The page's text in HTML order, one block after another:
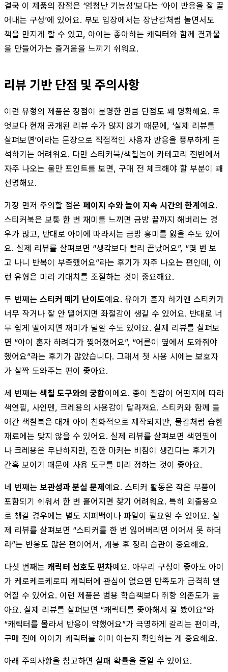
결국 이 제품의 장점은 ‘엄청난 기능성’보다는 ‘아이 반응을 잘 끌
어내는 구성’에 있어요. 부모 입장에서는 장난감처럼 놀면서도
책을 만지게 할 수 있고, 아이는 좋아하는 캐릭터와 함께 결과물
을 만들어가는 즐거움을 느끼기 쉬워요.
리뷰 기반 단점 및 주의사항
이런 유형의 제품은 장점이 분명한 만큼 단점도 꽤 명확해요. 무
엇보다 현재 공개된 리뷰 수가 많지 않기 때문에, ‘실제 리뷰를
살펴보면’이라는 문장으로 직접적인 사용자 반응을 풍부하게 분
석하기는 어려워요. 다만 스티커북/색칠놀이 카테고리 전반에서
자주 나오는 불만 포인트를 보면, 구매 전 체크해야 할 부분이 꽤
선명해요.
가장 먼저 주의할 점은 페이지 수와 놀이 지속 시간의 한계예요.
스티커북은 보통 한 번 재미를 느끼면 금방 끝까지 해버리는 경
우가 많고, 반대로 아이에 따라서는 금방 흥미를 잃을 수도 있어
요. 실제 리뷰를 살펴보면 “생각보다 빨리 끝났어요”, “몇 번 보
고 나니 반복이 부족했어요”라는 후기가 자주 나오는 편인데, 이
런 유형은 미리 기대치를 조절하는 것이 중요해요.
두 번째는 스티커 떼기 난이도예요. 유아가 혼자 하기엔 스티커가
너무 작거나 잘 안 떨어지면 좌절감이 생길 수 있어요. 반대로 너
무 쉽게 떨어지면 재미가 덜할 수도 있어요. 실제 리뷰를 살펴보
면 “아이 혼자 하려다가 찢어졌어요”, “어른이 옆에서 도와줘야
했어요”라는 후기가 많았습니다. 그래서 첫 사용 시에는 보호자
가 살짝 도와주는 편이 좋아요.
세 번째는 색칠 도구와의 궁합이에요. 종이 질감이 어떤지에 따라
색연필, 사인펜, 크레용의 사용감이 달라져요. 스티커와 함께 들
어간 색칠북은 대개 아이 친화적으로 제작되지만, 물감처럼 습한
재료에는 맞지 않을 수 있어요. 실제 리뷰를 살펴보면 색연필이
나 크레용은 무난하지만, 진한 마커는 비침이 생긴다는 후기가
간혹 보이기 때문에 사용 도구를 미리 정하는 것이 좋아요.
네 번째는 보관성과 분실 문제예요. 스티커 활동은 작은 부품이
포함되기 쉬워서 한 번 흩어지면 찾기 어려워요. 특히 외출용으
로 챙길 경우에는 별도 지퍼백이나 파일이 필요할 수 있어요. 실
제 리뷰를 살펴보면 “스티커를 한 번 잃어버리면 이어서 못 하더
라”는 반응도 많은 편이어서, 개봉 후 정리 습관이 중요해요.
다섯 번째는 캐릭터 선호도 편차예요. 아무리 구성이 좋아도 아이
가 케로케로케로피 캐릭터에 관심이 없으면 만족도가 급격히 떨
어질 수 있어요. 이런 제품은 범용 학습책보다 취향 의존도가 높
아요. 실제 리뷰를 살펴보면 “캐릭터를 좋아해서 잘 봤어요”와
“캐릭터를 몰라서 반응이 약했어요”가 극명하게 갈리는 편이라,
구매 전에 아이가 캐릭터를 이미 아는지 확인하는 게 중요해요.
아래 주의사항을 참고하면 실패 확률을 줄일 수 있어요.